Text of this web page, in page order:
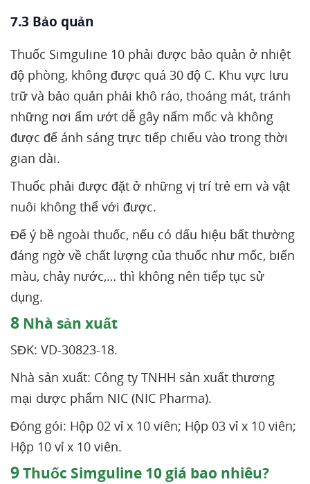
7.3 Bảo quản
Thuốc Simguline 10 phải được bảo quản ở nhiệt
độ phòng, không được quá 30 độ C. Khu vực lưu
trữ và bảo quản phải khô ráo, thoáng mát, tránh
những nơi ẩm ướt dễ gây nấm mốc và không
được để ánh sáng trực tiếp chiếu vào trong thời
gian dài.
Thuốc phải được đặt ở những vị trí trẻ em và vật
nuôi không thể với được.
Để ý bề ngoài thuốc, nếu có dấu hiệu bất thường
đáng ngờ về chất lượng của thuốc như mốc, biến
màu, chảy nước,… thì không nên tiếp tục sử
dụng.
8 Nhà sản xuất
SĐK: VD-30823-18.
Nhà sản xuất: Công ty TNHH sản xuất thương
mại dược phẩm NIC (NIC Pharma).
Đóng gói: Hộp 02 vỉ x 10 viên; Hộp 03 vỉ x 10 viên;
Hộp 10 vỉ x 10 viên.
9Thuốc Simguline 10 giá bao nhiêu?